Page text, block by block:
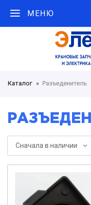
МЕНЮ
Каталог Разъеденитель
Сначала в наличии